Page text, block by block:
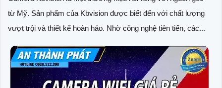
từ Mỹ. Sản phẩm của Kbvision được biết đến với chất lượng
vượt trội và thiết kế hoàn hảo. Nhờ công nghệ tiên tiến, các...